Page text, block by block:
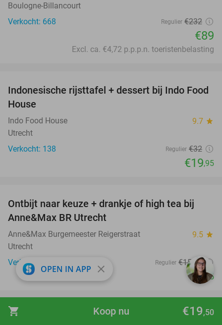
shopping_cart €19,50
Koop nu
Boulogne-Billancourt
Verkocht: 668
Regulier €232
€89
Excl. ca. €4,72 p.p.p.n. toeristenbelasting
38%
Indonesische rijsttafel + dessert bij Indo Food
House
Indo Food House 9.7 star
Utrecht
Verkocht: 138
Regulier €32
€19,95
34%
Ontbijt naar keuze + drankje of high tea bij
Anne&Max BR Utrecht
Anne&Max Burgemeester Reigerstraat 9.5 star
Utrecht
Verkocht: 763
Regulier €15 ,10
€9 ,95
46%
Entree Bounce Valley (2 uur) + sokken +
OPEN IN APP close